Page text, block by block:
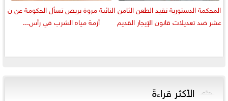
المحكمة الدستورية تقيد الطعن الثامن
عشر ضد تعديلات قانون الإيجار القديم
النائبة مروة بريص تسأل الحكومة عن ن
أزمة مياه الشرب في رأس...
الأكثر قراءةً